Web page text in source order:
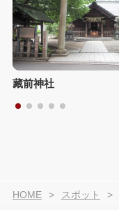
藏前神社
HOME スポット